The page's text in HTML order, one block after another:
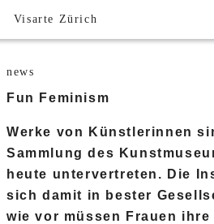
Visarte Zürich
news
Fun Feminism
Werke von Künstlerinnen
Sammlung des
heute untervertreten. Die
sich damit in bester
wie vor müssen Frauen